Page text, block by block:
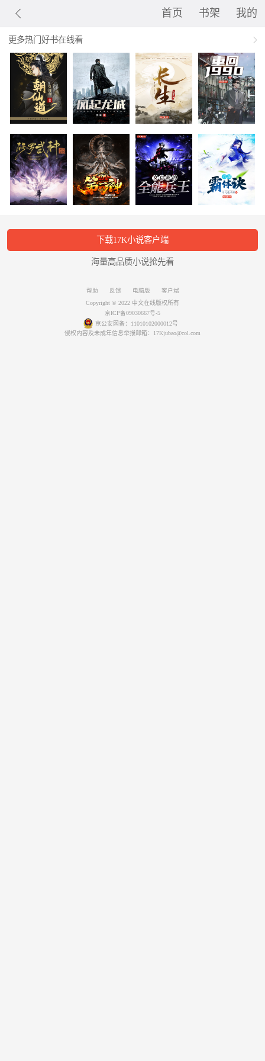
首页 书架 我的
更多热门好书在线看
下载17K小说客户端
海量高品质小说抢先看
帮助 反馈 电脑版
客户端
Copyright © 2022 中文在线版权所有
京ICP备09030667号-5
京公安网备：11010102000012号
侵权内容及未成年信息举报邮箱：17Kjubao@col.com